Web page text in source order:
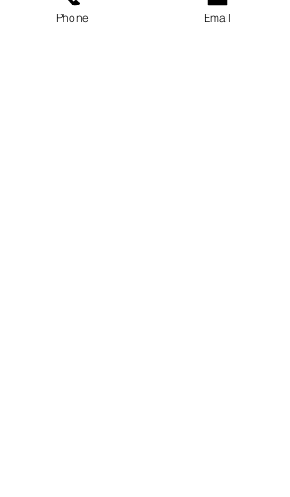
Phone Email